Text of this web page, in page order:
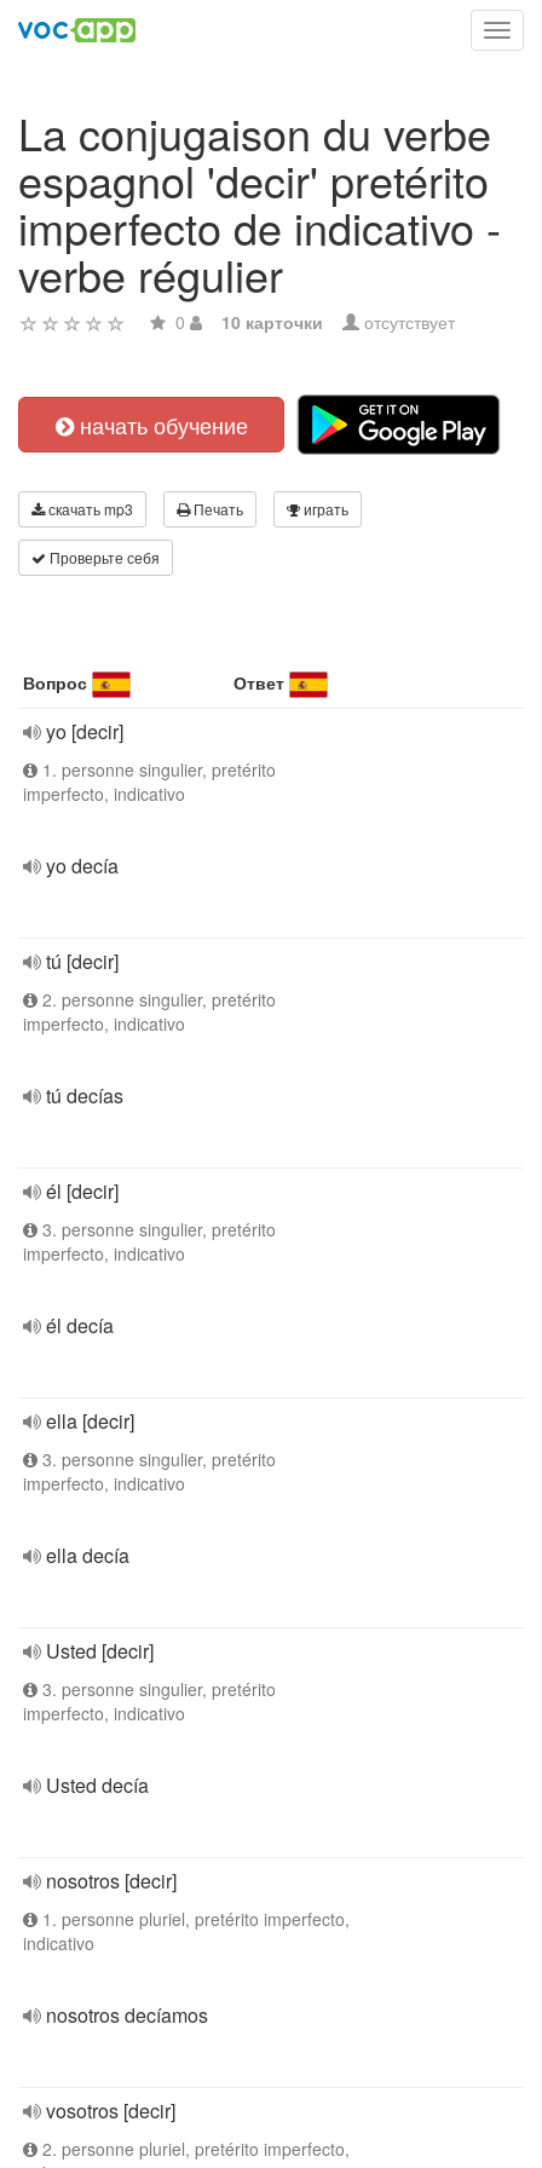
La conjugaison du verbe
espagnol 'decir' pretérito
imperfecto de indicativo -
verbe régulier
0 10 карточки отсутствует
начать обучение
скачать mp3 Печать играть
Проверьте себя
Вопрос Ответ
yo [decir]
1. personne singulier, pretérito
imperfecto, indicativo
yo decía
tú [decir]
2. personne singulier, pretérito
imperfecto, indicativo
tú decías
él [decir]
3. personne singulier, pretérito
imperfecto, indicativo
él decía
ella [decir]
3. personne singulier, pretérito
imperfecto, indicativo
ella decía
Usted [decir]
3. personne singulier, pretérito
imperfecto, indicativo
Usted decía
nosotros [decir]
1. personne pluriel, pretérito imperfecto,
indicativo
nosotros decíamos
vosotros [decir]
2. personne pluriel, pretérito imperfecto,